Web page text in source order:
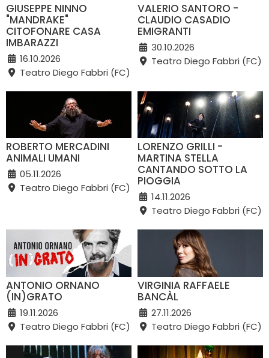
GIUSEPPE NINNO
"MANDRAKE"
CITOFONARE CASA
IMBARAZZI
16.10.2026
Teatro Diego Fabbri (FC)
VALERIO SANTORO -
CLAUDIO CASADIO
EMIGRANTI
30.10.2026
Teatro Diego Fabbri (FC)
ROBERTO MERCADINI
ANIMALI UMANI
05.11.2026
Teatro Diego Fabbri (FC)
LORENZO GRILLI -
MARTINA STELLA
CANTANDO SOTTO LA
PIOGGIA
14.11.2026
Teatro Diego Fabbri (FC)
ANTONIO ORNANO
(IN)GRATO
19.11.2026
Teatro Diego Fabbri (FC)
VIRGINIA RAFFAELE
BANCÀL
27.11.2026
Teatro Diego Fabbri (FC)